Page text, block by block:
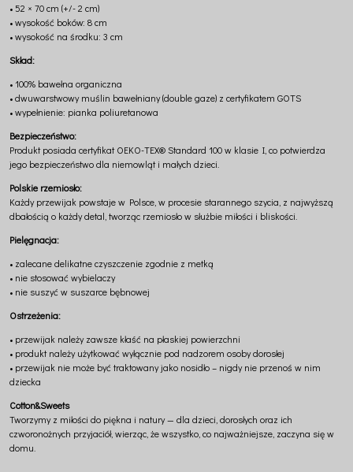
• 52 × 70 cm (+/- 2 cm)
• wysokość boków: 8 cm
• wysokość na środku: 3 cm
Skład:
• 100% bawełna organiczna
• dwuwarstwowy muślin bawełniany (double gaze) z certyfikatem GOTS
• wypełnienie: pianka poliuretanowa
Bezpieczeństwo:
Produkt posiada certyfikat OEKO-TEX® Standard 100 w klasie I, co potwierdza
jego bezpieczeństwo dla niemowląt i małych dzieci.
Polskie rzemiosło:
Każdy przewijak powstaje w Polsce, w procesie starannego szycia, z najwyższą
dbałością o każdy detal, tworząc rzemiosło w służbie miłości i bliskości.
Pielęgnacja:
• zalecane delikatne czyszczenie zgodnie z metką
• nie stosować wybielaczy
• nie suszyć w suszarce bębnowej
Ostrzeżenia:
• przewijak należy zawsze kłaść na płaskiej powierzchni
• produkt należy użytkować wyłącznie pod nadzorem osoby dorosłej
• przewijak nie może być traktowany jako nosidło – nigdy nie przenoś w nim
dziecka
Cotton&Sweets
Tworzymy z miłości do piękna i natury — dla dzieci, dorosłych oraz ich
czworonożnych przyjaciół, wierząc, że wszystko, co najważniejsze, zaczyna się w
domu.